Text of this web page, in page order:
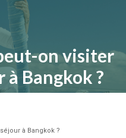
on visiter
à Bangkok ?
à Bangkok ?